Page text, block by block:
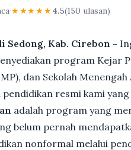
·★★★★★4.5(150 ulasan)
Sedong, Kab. Cirebon -
program Kejar
dan Sekolah
resmi kami
adalah program yang
belum pernah
nonformal melalui